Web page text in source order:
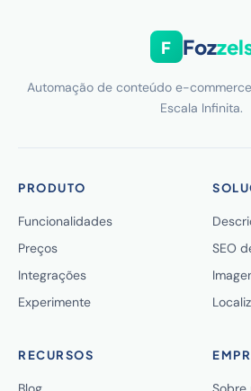
F Foz
Automação de conteúdo e-
Escala Infinita.
PRODUTO
Funcionalidades
Preços
Integrações
Experimente
SEO
RECURSOS